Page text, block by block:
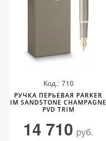
Код.: 710
РУЧКА ПЕРЬЕВАЯ PARKER
IM SANDSTONE CHAMPAGNE
PVD TRIM
14 710 руб.